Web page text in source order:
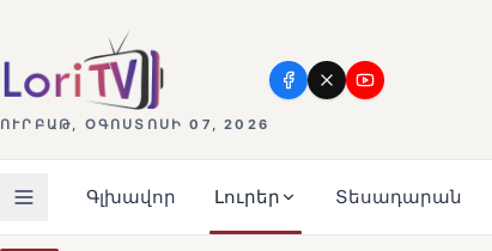
ՈՒՐԲԱԹ, ՕԳՈՍՏՈՍԻ 07, 2026
Գլխավոր Լուրեր Տեսադարան